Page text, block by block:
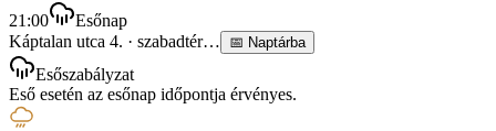
21:00
Esőnap
Káptalan utca 4. · szabadtér… 📅 Naptárba
Esőszabályzat
Eső esetén az esőnap időpontja érvényes.